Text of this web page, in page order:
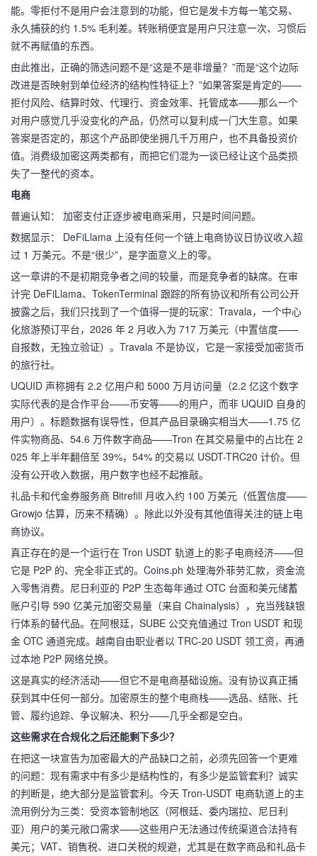
能。零拒付不是用户会注意到的功能，但它是发卡方每一笔交易、
永久捕获的约 1.5% 毛利差。转账稍便宜是用户只注意一次、习惯后
就不再赋值的东西。
由此推出，正确的筛选问题不是“这是不是非增量？”而是“这个边际
改进是否映射到单位经济的结构性特征上？”如果答案是肯定的——
拒付风险、结算时效、代理行、资金效率、托管成本——那么一个
对用户感觉几乎没变化的产品，仍然可以复利成一门大生意。如果
答案是否定的，那这个产品即使坐拥几千万用户，也不具备投资价
值。消费级加密这两类都有，而把它们混为一谈已经让这个品类损
失了一整代的资本。
电商
普遍认知： 加密支付正逐步被电商采用，只是时间问题。
数据显示： DeFiLlama 上没有任何一个链上电商协议日协议收入超
过 1 万美元。不是“很少”，是字面意义上的零。
这一章讲的不是初期竞争者之间的较量，而是竞争者的缺席。在审
计完 DeFiLlama、TokenTerminal 跟踪的所有协议和所有公司公开
披露之后，我们只找到了一个值得一提的玩家：Travala，一个中心
化旅游预订平台，2026 年 2 月收入为 717 万美元（中置信度——
自报数，无独立验证）。Travala 不是协议，它是一家接受加密货币
的旅行社。
UQUID 声称拥有 2.2 亿用户和 5000 万月访问量（2.2 亿这个数字
实际代表的是合作平台——币安等——的用户，而非 UQUID 自身的
用户）。标题数据有误导性，但其产品目录确实相当大——1.75 亿
件实物商品、54.6 万件数字商品——Tron 在其交易量中的占比在 2
025 年上半年翻倍至 39%，54% 的交易以 USDT-TRC20 计价。但
没有公开收入数据，用户数字也经不起推敲。
礼品卡和代金券服务商 Bitrefill 月收入约 100 万美元（低置信度——
Growjo 估算，历来不精确）。除此以外没有其他值得关注的链上电
商协议。
真正存在的是一个运行在 Tron USDT 轨道上的影子电商经济——但
它是 P2P 的、完全非正式的。Coins.ph 处理海外菲劳汇款，资金流
入零售消费。尼日利亚的 P2P 生态每年通过 OTC 台面和美元储蓄
账户引导 590 亿美元加密交易量（来自 Chainalysis），充当残缺银
行体系的替代品。在阿根廷，SUBE 公交充值通过 Tron USDT 和现
金 OTC 通道完成。越南自由职业者以 TRC-20 USDT 领工资，再通
过本地 P2P 网络兑换。
这是真实的经济活动——但它不是电商基础设施。没有协议真正捕
获到其中任何一部分。加密原生的整个电商栈——选品、结账、托
管、履约追踪、争议解决、积分——几乎全都是空白。
这些需求在合规化之后还能剩下多少？
在把这一块宣告为加密最大的产品缺口之前，必须先回答一个更难
的问题：现有需求中有多少是结构性的，有多少是监管套利？诚实
的判断是，绝大部分是监管套利。今天 Tron-USDT 电商轨道上的主
流用例分为三类：受资本管制地区（阿根廷、委内瑞拉、尼日利
亚）用户的美元敞口需求——这些用户无法通过传统渠道合法持有
美元；VAT、销售税、进口关税的规避，尤其是在数字商品和礼品卡